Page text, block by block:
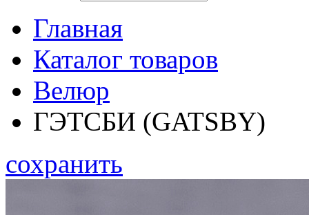
Главная
Каталог товаров
Велюр
ГЭТСБИ (GATSBY)
сохранить